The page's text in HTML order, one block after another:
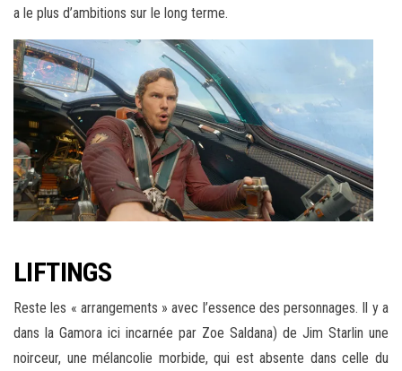
a le plus d’ambitions sur le long terme.
LIFTINGS
Reste les « arrangements » avec l’essence des personnages. Il y a
dans la Gamora ici incarnée par Zoe Saldana) de Jim Starlin une
noirceur, une mélancolie morbide, qui est absente dans celle du